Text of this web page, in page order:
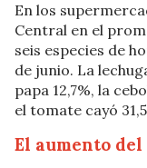
En los
Central en el
seis especies de
de junio. La
papa 12,7%, la
el tomate cayó
El aumento